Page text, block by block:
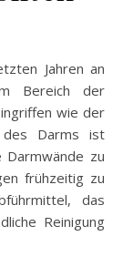
Bereich der
wie der
des Darms ist
Darmwände zu
frühzeitig zu
das
Reinigung